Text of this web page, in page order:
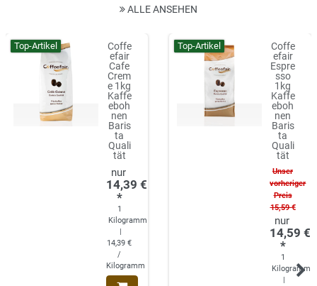
ALLE ANSEHEN
Top-Artikel
Coffe
efair
Cafe
Crem
e 1kg
Kaffe
eboh
nen
Baris
ta
Quali
tät
14,39 €
*
1
Kilogramm
|
14,39 €
/
Kilogramm
Top-Artikel
Coffe
efair
Espre
sso
1kg
Kaffe
eboh
nen
Baris
ta
Quali
tät
Unser
vorheriger
Preis
15,59 €
14,59 €
*
1
Kilogramm
|